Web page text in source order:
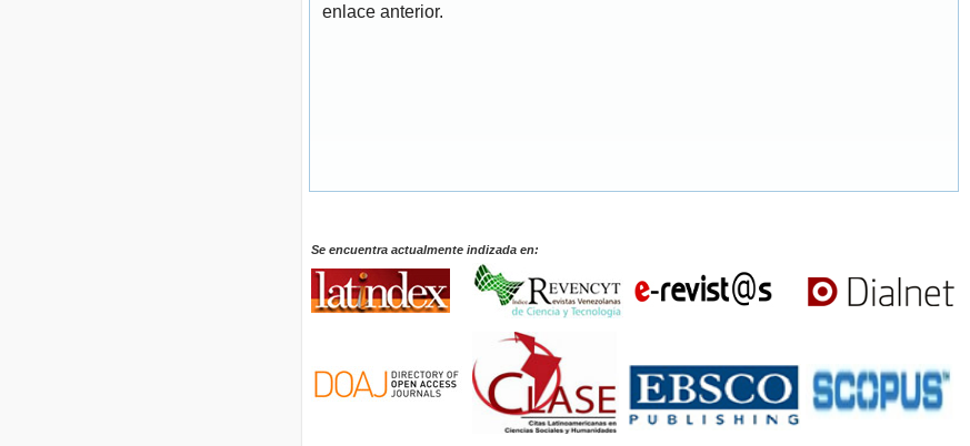
enlace anterior.
Se encuentra actualmente indizada en: